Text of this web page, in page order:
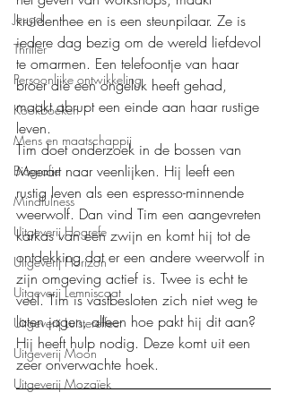
Jeugd
Thriller
Persoonlijke ontwikkeling
Kookboeken
Mens en maatschappij
Biografie
Mindfulness
Uitgeverij Hogrefe
Uitgeverij Horizon
Uitgeverij Lemniscaat
Uitgeverij Luistereffect
Uitgeverij Moon
Uitgeverij Mozaïek
kruidenthee en is een steunpilaar. Ze is
iedere dag bezig om de wereld liefdevol
te omarmen. Een telefoontje van haar
broer die een ongeluk heeft gehad,
maakt abrupt een einde aan haar rustige
leven.
Tim doet onderzoek in de bossen van
Meerart naar veenlijken. Hij leeft een
rustig leven als een espresso-minnende
weerwolf. Dan vind Tim een aangevreten
karkas van een zwijn en komt hij tot de
ontdekking dat er een andere weerwolf in
zijn omgeving actief is. Twee is echt te
veel. Tim is vastbesloten zich niet weg te
laten jagen, alleen hoe pakt hij dit aan?
Hij heeft hulp nodig. Deze komt uit een
zeer onverwachte hoek.